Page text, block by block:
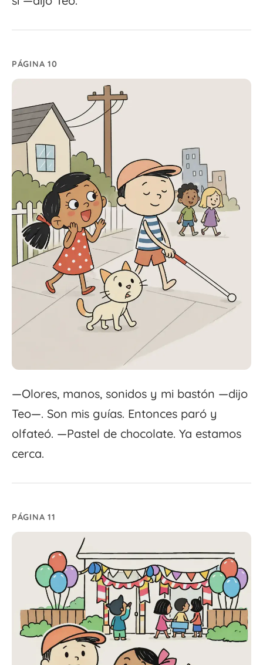
PÁGINA 10
—Olores, manos, sonidos y mi bastón —dijo
Teo—. Son mis guías. Entonces paró y
olfateó. —Pastel de chocolate. Ya estamos
cerca.
PÁGINA 11